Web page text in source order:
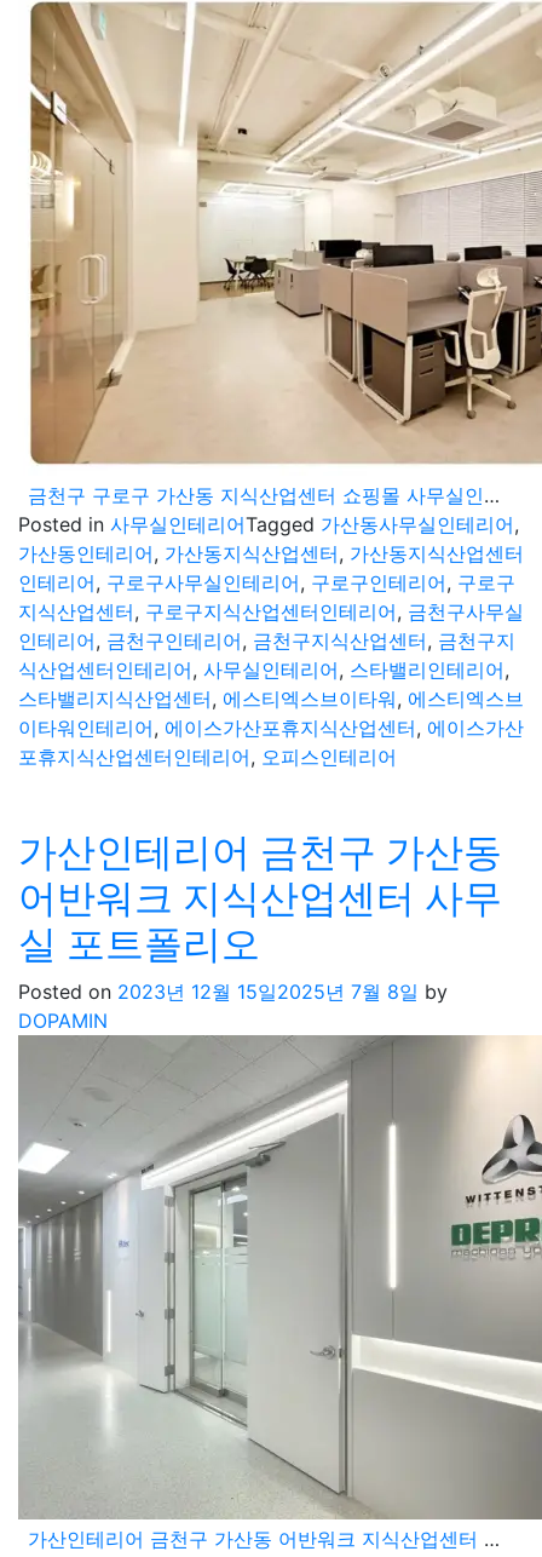
금천구 구로구 가산동 지식산업센터 쇼핑몰 사무실인테리어 에이스 가산 포휴지식산업센터 에스티엑스브이타워 스타밸리 공사
Posted in 사무실인테리어Tagged 가산동사무실인테리어,
가산동인테리어, 가산동지식산업센터, 가산동지식산업센터
인테리어, 구로구사무실인테리어, 구로구인테리어, 구로구
지식산업센터, 구로구지식산업센터인테리어, 금천구사무실
인테리어, 금천구인테리어, 금천구지식산업센터, 금천구지
식산업센터인테리어, 사무실인테리어, 스타밸리인테리어,
스타밸리지식산업센터, 에스티엑스브이타워, 에스티엑스브
이타워인테리어, 에이스가산포휴지식산업센터, 에이스가산
포휴지식산업센터인테리어, 오피스인테리어
가산인테리어 금천구 가산동
어반워크 지식산업센터 사무
실 포트폴리오
Posted on 2023년 12월 15일2025년 7월 8일 by
DOPAMIN
가산인테리어 금천구 가산동 어반워크 지식산업센터 사무실 포트폴리오